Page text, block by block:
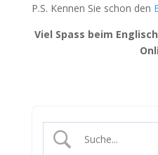
P.S. Kennen Sie schon den
Viel Spass beim